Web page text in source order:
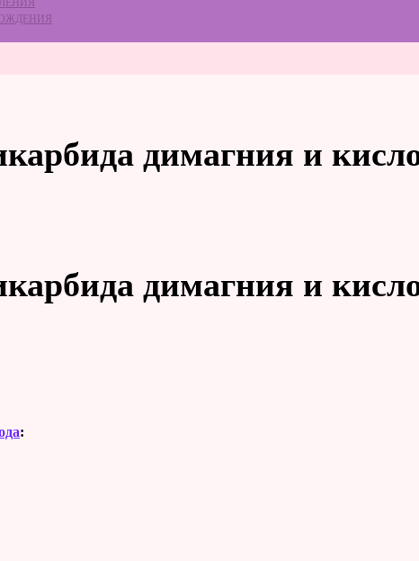
димагния и
димагния и
: